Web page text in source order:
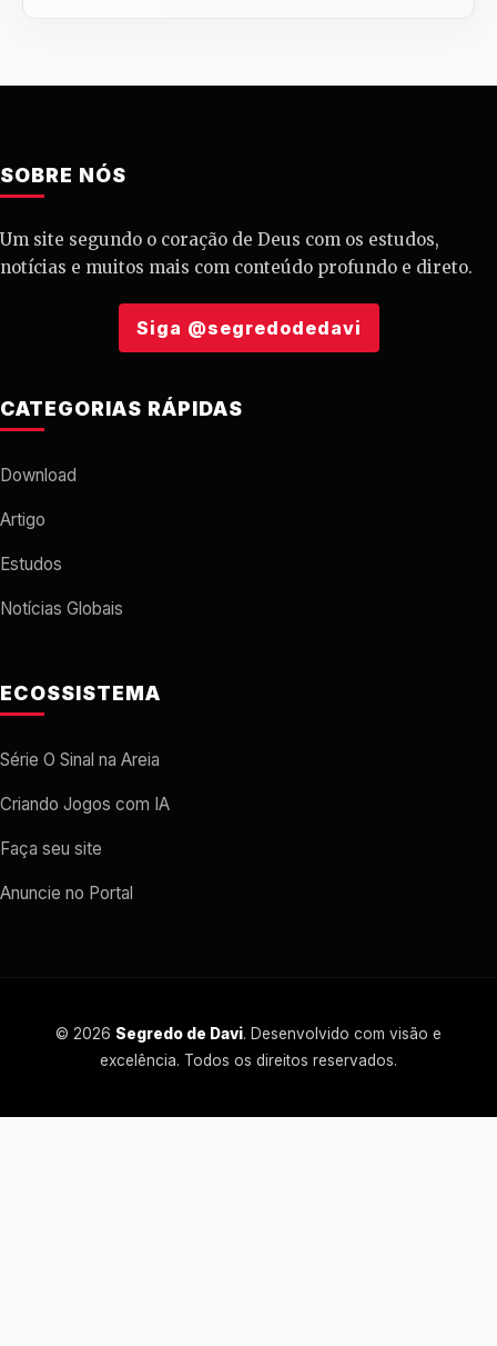
SOBRE NÓS
Um site segundo o coração de Deus com os estudos,
notícias e muitos mais com conteúdo profundo e direto.
Siga @segredodedavi
CATEGORIAS RÁPIDAS
Download
Artigo
Estudos
Notícias Globais
ECOSSISTEMA
Série O Sinal na Areia
Criando Jogos com IA
Faça seu site
Anuncie no Portal
© 2026 Segredo de Davi. Desenvolvido com visão e
excelência. Todos os direitos reservados.